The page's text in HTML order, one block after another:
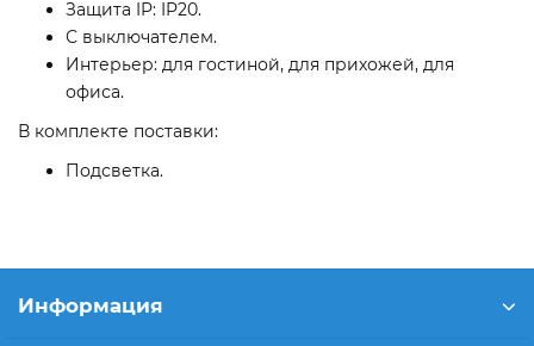
Защита IP: IP20.
С выключателем.
Интерьер: для гостиной, для прихожей, для
офиса.
В комплекте поставки:
Подсветка.
Информация